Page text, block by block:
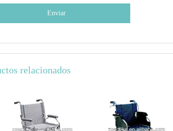
Enviar
relacionados